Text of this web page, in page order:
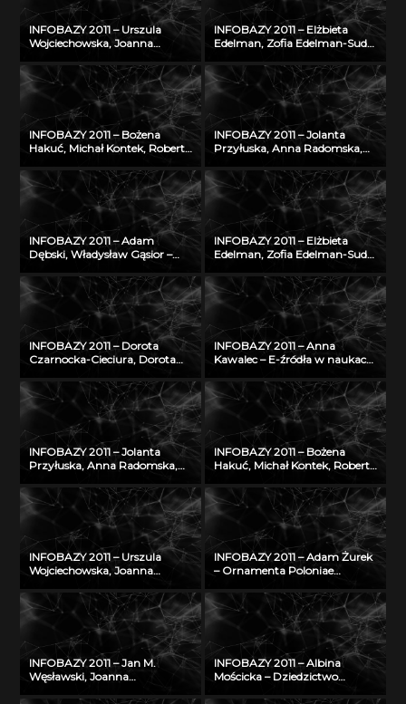
INFOBAZY 2011 – Urszula
Wojciechowska, Joanna
– Informatyczna platforma
naukowa do wymiany wiedzy
o zagrożeniu nowotworami
złośliwymi
INFOBAZY 2011 – Elżbieta
Edelman, Zofia Edelman-Sudoł
MORSKICH PUBLIKACJI –
realizacja, stan obecny i
przyszłość
INFOBAZY 2011 – Bożena
Hakuć, Michał Kontek, Robert
portal wiedzy, czyli co
możemy znaleźć w
Pomorskiej Bibliotece Cyfrowej
INFOBAZY 2011 – Jolanta
Przyłuska, Anna Radomska,
informatyczna do
efektywnego zarządzania
wiedzą i badaniami
naukowymi w IMP w Łodzi
INFOBAZY 2011 – Adam
Dębski, Władysław Gąsior –
eksperymentalnych danych
termodynamicznych układu
Li-Si
INFOBAZY 2011 – Elżbieta
Edelman, Zofia Edelman-Sudoł
MORSKICH PUBLIKACJI –
realizacja, stan obecny i
przyszłość
INFOBAZY 2011 – Dorota
Czarnocka-Cieciura, Dorota
Repozytorium Cyfrowe
Instytutów Naukowych – coś
więcej niż Biblioteka Cyfrowa
INFOBAZY 2011 – Anna
Kawalec – E-źródła w naukach
kryteria doboru i oceny jakości
w kontekście tworzenia baz
INFOBAZY 2011 – Jolanta
Przyłuska, Anna Radomska,
informatyczna do
efektywnego zarządzania
wiedzą i badaniami
naukowymi w IMP w Łodzi
INFOBAZY 2011 – Bożena
Hakuć, Michał Kontek, Robert
portal wiedzy, czyli co
możemy znaleźć w
Pomorskiej Bibliotece Cyfrowej
INFOBAZY 2011 – Urszula
Wojciechowska, Joanna
– Informatyczna platforma
naukowa do wymiany wiedzy
o zagrożeniu nowotworami
złośliwymi
INFOBAZY 2011 – Adam Żurek
– Ornamenta Poloniae
średniowieczna na ziemiach
polskich: katalog form i detalu
na tle europejskim
INFOBAZY 2011 – Jan M.
Węsławski, Joanna
INFOBAZY 2011 – Albina
Mościcka – Dziedzictwo